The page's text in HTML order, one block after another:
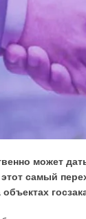
может
самый
между
и количество
и передачи